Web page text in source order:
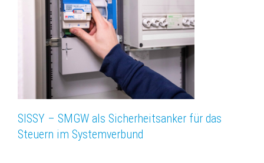
SISSY – SMGW als Sicherheitsanker für das
Steuern im Systemverbund